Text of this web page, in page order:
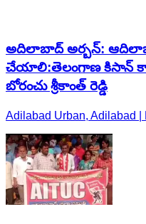
అదిలాబాద్ అర్బన్:
చేయాలి:తెలంగాణ కిసాన్
బోరంచు శ్రీకాంత్ రెడ్డి
Adilabad Urban, Adilabad |